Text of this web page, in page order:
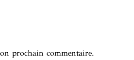
prochain commentaire.